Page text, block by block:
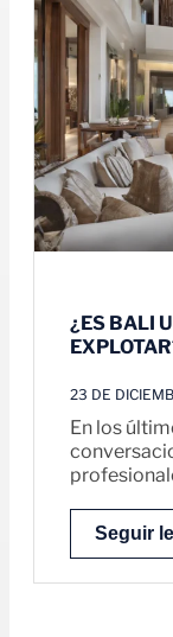
¿ES BALI
23 DE
En los
Seguir